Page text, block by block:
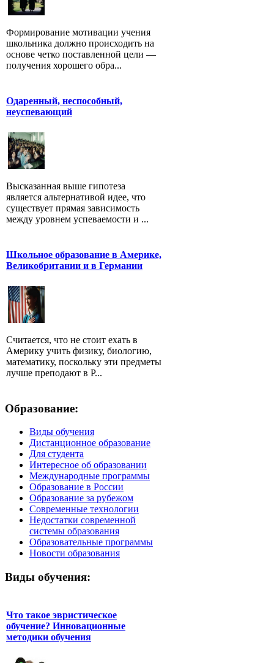
Формирование мотивации учения
школьника должно происходить на
основе четко поставленной цели —
получения хорошего обра...
Одаренный, неспособный,
неуспевающий
Высказанная выше гипотеза
является альтернативой идее, что
существует прямая зависимость
между уровнем успеваемости и ...
Школьное образование в Америке,
Великобритании и в Германии
Считается, что не стоит ехать в
Америку учить физику, биологию,
математику, поскольку эти предметы
лучше преподают в Р...
Образование:
Виды обучения
Дистанционное образование
Для студента
Интересное об образовании
Международные программы
Образование в России
Образование за рубежом
Современные технологии
Недостатки современной
системы образования
Образовательные программы
Новости образования
Виды обучения:
Что такое эвристическое
обучение? Инновационные
методики обучения